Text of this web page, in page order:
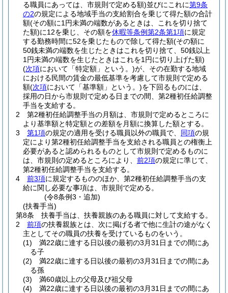
る職員にあっては、市規則で定める額)並びにこれに第9条
の2の規定による地域手当の支給割合を乗じて得た額の合計
額(その額に1円未満の端数があるときは、これを切り捨て
た額)に12を乗じ、その額を休暇等条例第2条第1項に規定
する勤務時間に52を乗じたもので除して得た額(その額に
50銭未満の端数を生じたときはこれを切り捨て、50銭以上
1円未満の端数を生じたときはこれを1円に切り上げた額)
(次項において「特定額」という。)が、その在勤する地域
における民間の賃金の最低基準を考慮して市規則で定める
額(次項において「基準額」という。)を下回るものには、
採用の日から市規則で定める日までの間、第2種初任給調整
手当を支給する。
2
第2種初任給調整手当の月額は、市規則で定めるところに
より基準額と特定額との差額を月額に換算した額とする。
3
第1項の規定の適用を受ける職員以外の職員で、 同項の規
定により第2種初任給調整手当を支給される職員との権衡上
必要があると認められるものとして市規則で定めるものに
は、市規則の定めるところにより、 前2項の規定に準じて、
第2種初任給調整手当を支給する。
4
前3項に規定するもののほか、第2種初任給調整手当の支
給に関し必要な事項は、市規則で定める。
(令8条例3・追加)
(扶養手当)
第8条
扶養手当は、扶養親族のある職員に対して支給する。
2
前項の扶養親族とは、次に掲げる者で他に生計の途がなく
主としてその職員の扶養を受けているものをいう。
(1)
満22歳に達する日以後の最初の3月31日までの間にあ
る子
(2)
満22歳に達する日以後の最初の3月31日までの間にあ
る孫
(3)
満60歳以上の父母及び祖父母
(4)
満22歳に達する日以後の最初の3月31日までの間にあ